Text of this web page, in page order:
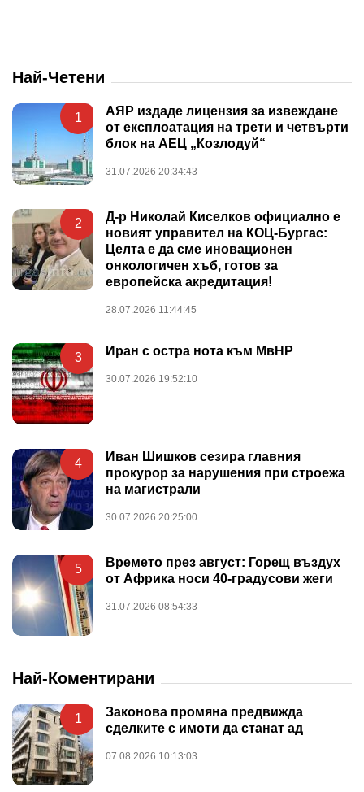
Най-Четени
1
АЯР издаде лицензия за извеждане
от експлоатация на трети и четвърти
блок на АЕЦ „Козлодуй“
31.07.2026 20:34:43
2
Д-р Николай Киселков официално е
новият управител на КОЦ-Бургас:
Целта е да сме иновационен
онкологичен хъб, готов за
европейска акредитация!
28.07.2026 11:44:45
3 Иран с остра нота към МвНР
30.07.2026 19:52:10
4
Иван Шишков сезира главния
прокурор за нарушения при строежа
на магистрали
30.07.2026 20:25:00
5
Времето през август: Горещ въздух
от Африка носи 40-градусови жеги
31.07.2026 08:54:33
Най-Коментирани
1
Законова промяна предвижда
сделките с имоти да станат ад
07.08.2026 10:13:03